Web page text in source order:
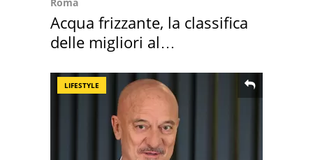
Acqua frizzante, la classifica
delle migliori al
LIFESTYLE